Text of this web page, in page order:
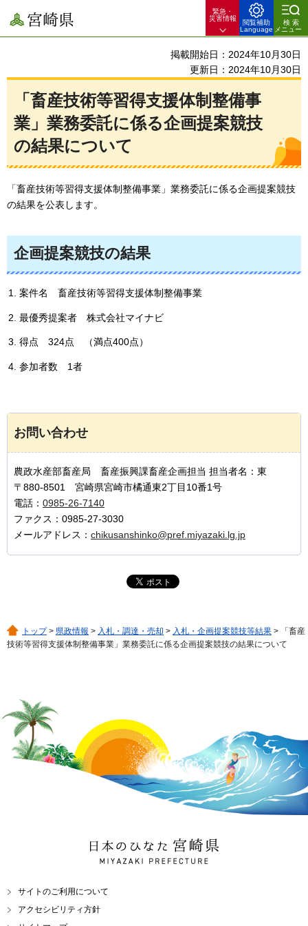
宮崎県
緊急・
災害情報
閲覧補助
Language
検索
メニュー
掲載開始日：2024年10月30日
更新日：2024年10月30日
「畜産技術等習得支援体制整備事
業」業務委託に係る企画提案競技
の結果について
「畜産技術等習得支援体制整備事業」業務委託に係る企画提案競技
の結果を公表します。
企画提案競技の結果
案件名 畜産技術等習得支援体制整備事業
最優秀提案者 株式会社マイナビ
得点 324点 （満点400点）
参加者数 1者
お問い合わせ
農政水産部畜産局 畜産振興課畜産企画担当 担当者名：東
〒880-8501 宮崎県宮崎市橘通東2丁目10番1号
電話： 0985-26-7140
ファクス：0985-27-3030
メールアドレス： chikusanshinko@pref.miyazaki.lg.jp
トップ> 県政情報 > 入札・調達・売却 > 入札・企画提案競技等結果 > 「畜産
技術等習得支援体制整備事業」業務委託に係る企画提案競技の結果について
日本のひなた 宮崎県
MIYAZAKI PREFECTURE
サイトのご利用について
アクセシビリティ方針